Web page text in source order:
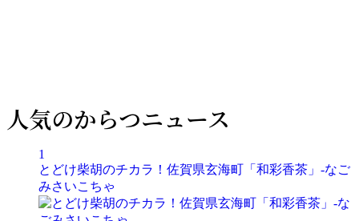
人気のからつニュース
1
とどけ柴胡のチカラ！佐賀県玄海町「和彩香茶」-なご
みさいこちゃ